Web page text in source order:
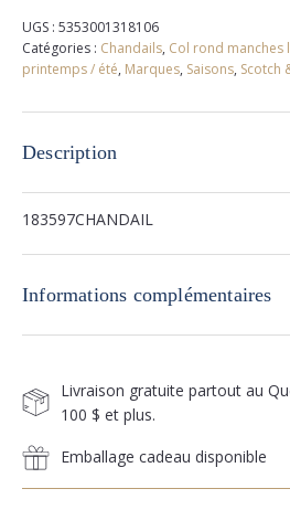
rond
scotch
and
UGS : 5353001318106
Catégories : Chandails, Col rond manches
printemps / été, Marques, Saisons, Scotch
Description
183597CHANDAIL
Informations complémentaires
Livraison gratuite partout au
100 $ et plus.
Emballage cadeau disponible